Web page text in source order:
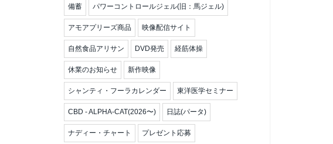
備蓄 パワーコントロールジェル(旧：馬ジェル)
アモアプリーズ商品 映像配信サイト
自然食品アリサン DVD発売 経筋体操
休業のお知らせ 新作映像
シャンティ・フーラカレンダー 東洋医学セミナー
CBD - ALPHA-CAT(2026〜) 日誌(パータ)
ナディー・チャート プレゼント応募